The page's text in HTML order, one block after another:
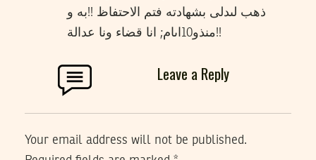
ذهب لىدلى بشهادته فتم الاحتفاظ !!به و
منذو10اىام; انا قضاء ونا عدالة!!
Leave a Reply
Your email address will not be published.